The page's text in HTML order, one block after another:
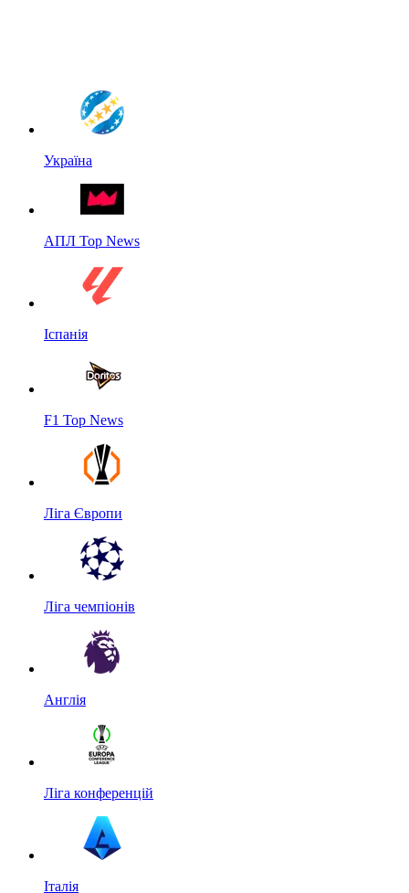
Україна
АПЛ Top News
Іспанія
F1 Top News
Ліга Європи
Ліга чемпіонів
Англія
Ліга конференцій
Італія